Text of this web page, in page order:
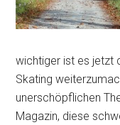
wichtiger ist es jetzt
Skating
unerschöpflichen
Magazin, diese